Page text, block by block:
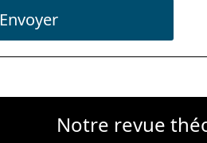
Envoyer
Notre revue